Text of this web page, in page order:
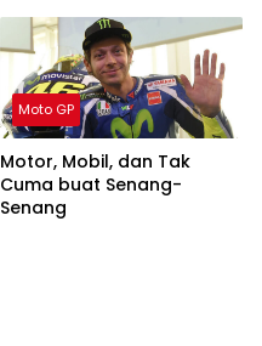
Moto GP
Motor, Mobil, dan Tak
Cuma buat Senang-
Senang